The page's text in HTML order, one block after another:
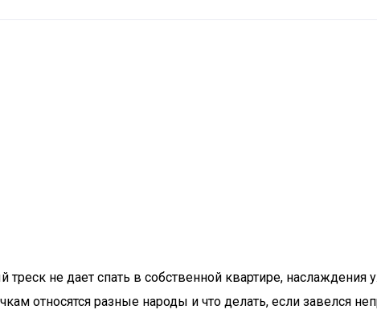
не дает спать в собственной квартире,
относятся разные народы и что делать, если завелся